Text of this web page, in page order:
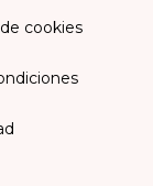
cookies